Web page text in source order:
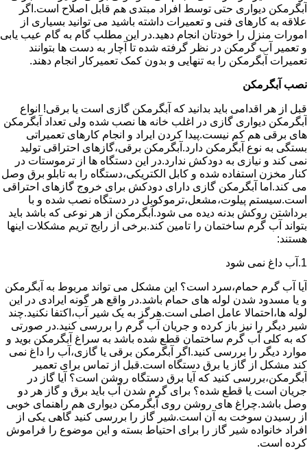
آبگرمکن دیواری حتی توسط افراد مبتدی هم قابل اصلاح است.اگر
علاقه به کارهای فنی و تعمیرات داشته باشید می توانید بسیاری از
امورات منزل را خودتان انجام دهید.در این مطلب گام به گام عیب یابی
و تعمیر آب گرمکن در نظر گرفته شده تا آچار به دست ها بتوانند
تعمیرات آبگرمکن را به تنهایی و بدون کمک تعمیرکار انجام دهند.
نصب آبگرمکن
قبل از هر اقدامی باید بدانید که آبگرمکن گازی است یا برقی! انواع
آبگرمکن دیواری گازی در اغلب خانه ها نصب شده ولی تعداد آبگرمکن
های برقی هم کم نیست.پیدا کردن ایراد و انجام کارهای تعمیراتی
بستگی به نوع آبگرمکن دارد.آبگرمکن برقی،گازهای احتراقی تولید
نمی کند و نیازی به دودکش ندارد.در این دستگاه ها از ترموستات در
کنار مخزن استفاده شده و کابل الکتریکی،دستگاه را به تابلو برق وصل
می کند.اما آبگرمکن گازی دارای دودکش برای خروج گازهای احتراقی
است.سیستم پیلوت،مشعل،ترموکوبل در دستگاه نصب شده و با
برداشتن روکش بدنه دیده می شود.آبگرمکن از هر نوعی که باشد باید
بتواند آب گرم ساختمان را تامین کند.برخی از رایج تریم مشکلات اینها
هستند:
1.آب داغ نمی شود
آیا آب گرم حمام،سرد است؟ این مشکل می تواند مربوط به آبگرمکن
و یا مسدود شدن لوله های حمام باشد.در واقع هر گونه ایرادی در این
لوله ها،احتمالا عامل اصلی است.هرگز به یک شیر آب،اکتفا نکنید.چند
شیر دیگر را نیز باز کرده و جریان آب گرم را بررسی کنید.در صورتی
که به کلی آب گرم ساختمان قطع شده باشد به سراغ آبگرمکن بوید و
موارد دیگر را بررسی کنید.اگر آبگرمکن برقی یا گازی،آب را داغ نمی
کند مشکل از گاز یا برق دستگاه است.قبل از تماس برای تعمیر
آبگرمکن،بررسی کنید که آیا برق دستگاه روشن است؟ آیا گاز در
جریان است یا قطع شده؟ برای گرم شدن آب باید برق و گاز هر دو
وصل باشد.چراغ های روشن روی آبگرمکن دیواری هم راهنمای خوبی
از رسیدن سوخت به آن است.شیر گاز را بررسی کنید گاهی یکی از
افراد خانواده شیر گاز را برای احتیاط بسته و این موضوع را فراموش
کرده است.